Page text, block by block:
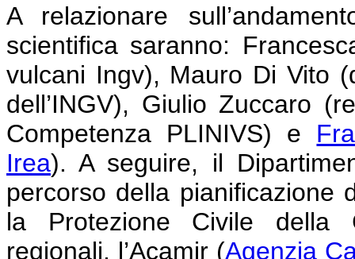
A relazionare
scientifica saranno:
vulcani Ingv), Mauro Di Vito
dell’INGV), Giulio Zuccaro
Competenza PLINIVS) e
Irea). A seguire, il
percorso della pianificazione
la Protezione Civile della
regionali, l’Acamir (Agenzia